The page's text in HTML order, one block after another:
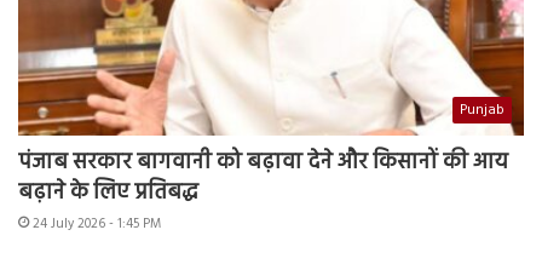
Punjab
पंजाब सरकार बागवानी को बढ़ावा देने और किसानों की आय
बढ़ाने के लिए प्रतिबद्ध
24 July 2026 - 1:45 PM